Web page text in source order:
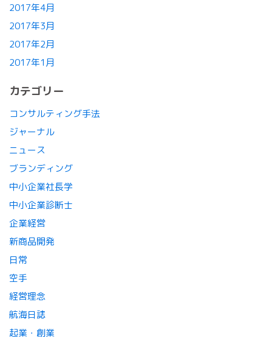
2017年4月
2017年3月
2017年2月
2017年1月
カテゴリー
コンサルティング手法
ジャーナル
ニュース
ブランディング
中小企業社長学
中小企業診断士
企業経営
新商品開発
日常
空手
経営理念
航海日誌
起業・創業